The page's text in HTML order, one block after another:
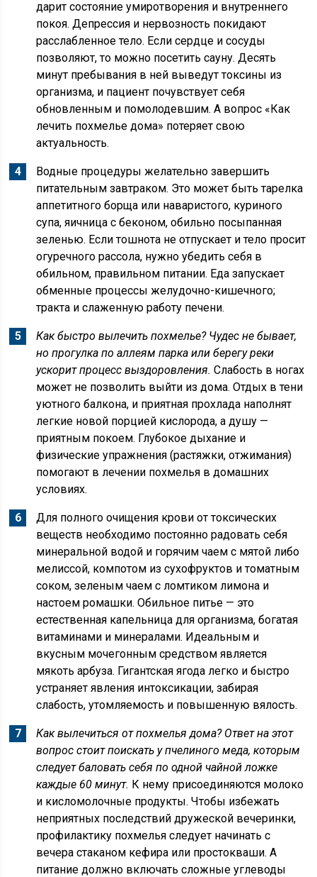
дарит состояние умиротворения и внутреннего
покоя. Депрессия и нервозность покидают
расслабленное тело. Если сердце и сосуды
позволяют, то можно посетить сауну. Десять
минут пребывания в ней выведут токсины из
организма, и пациент почувствует себя
обновленным и помолодевшим. А вопрос «Как
лечить похмелье дома» потеряет свою
актуальность.
Водные процедуры желательно завершить
питательным завтраком. Это может быть тарелка
аппетитного борща или наваристого, куриного
супа, яичница с беконом, обильно посыпанная
зеленью. Если тошнота не отпускает и тело просит
огуречного рассола, нужно убедить себя в
обильном, правильном питании. Еда запускает
обменные процессы желудочно-кишечного;
тракта и слаженную работу печени.
Как быстро вылечить похмелье? Чудес не бывает,
но прогулка по аллеям парка или берегу реки
ускорит процесс выздоровления. Слабость в ногах
может не позволить выйти из дома. Отдых в тени
уютного балкона, и приятная прохлада наполнят
легкие новой порцией кислорода, а душу —
приятным покоем. Глубокое дыхание и
физические упражнения (растяжки, отжимания)
помогают в лечении похмелья в домашних
условиях.
Для полного очищения крови от токсических
веществ необходимо постоянно радовать себя
минеральной водой и горячим чаем с мятой либо
мелиссой, компотом из сухофруктов и томатным
соком, зеленым чаем с ломтиком лимона и
настоем ромашки. Обильное питье — это
естественная капельница для организма, богатая
витаминами и минералами. Идеальным и
вкусным мочегонным средством является
мякоть арбуза. Гигантская ягода легко и быстро
устраняет явления интоксикации, забирая
слабость, утомляемость и повышенную вялость.
Как вылечиться от похмелья дома? Ответ на этот
вопрос стоит поискать у пчелиного меда, которым
следует баловать себя по одной чайной ложке
каждые 60 минут. К нему присоединяются молоко
и кисломолочные продукты. Чтобы избежать
неприятных последствий дружеской вечеринки,
профилактику похмелья следует начинать с
вечера стаканом кефира или простокваши. А
питание должно включать сложные углеводы